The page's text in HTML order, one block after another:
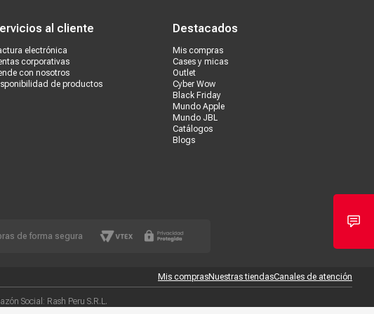
al cliente
electrónica
corporativas
con nosotros
de productos
Destacados
Mis compras
Cases y micas
Outlet
Cyber Wow
Black Friday
Mundo Apple
Mundo JBL
Catálogos
Blogs
de forma segura
Mis comprasNuestras tiendasCanales de atención
Social: Rash Peru S.R.L.